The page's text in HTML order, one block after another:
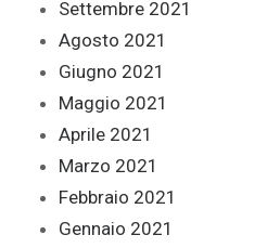
Settembre 2021
Agosto 2021
Giugno 2021
Maggio 2021
Aprile 2021
Marzo 2021
Febbraio 2021
Gennaio 2021